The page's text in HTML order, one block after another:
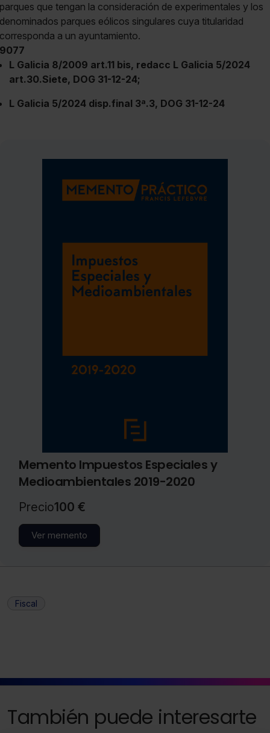
parques que tengan la consideración de experimentales y los
denominados parques eólicos singulares cuya titularidad
corresponda a un ayuntamiento.
9077
L Galicia 8/2009 art.11 bis, redacc L Galicia 5/2024
art.30.Siete, DOG 31-12-24;
L Galicia 5/2024 disp.final 3ª.3, DOG 31-12-24
Memento Impuestos Especiales y
Medioambientales 2019-2020
Precio100 €
Ver memento
Fiscal
También puede interesarte